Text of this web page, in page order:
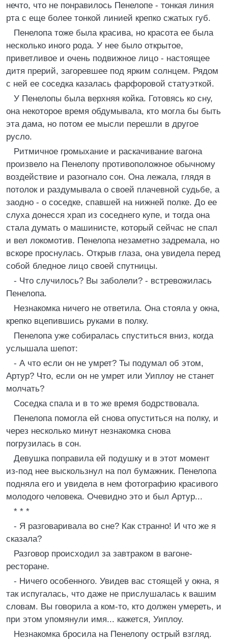
нечто, что не понравилось Пенелопе - тонкая линия
рта с еще более тонкой линией крепко сжатых губ.
Пенелопа тоже была красива, но красота ее была
несколько иного рода. У нее было открытое,
приветливое и очень подвижное лицо - настоящее
дитя прерий, загоревшее под ярким солнцем. Рядом
с ней ее соседка казалась фарфоровой статуэткой.
У Пенелопы была верхняя койка. Готовясь ко сну,
она некоторое время обдумывала, кто могла бы быть
эта дама, но потом ее мысли перешли в другое
русло.
Ритмичное громыхание и раскачивание вагона
произвело на Пенелопу противоположное обычному
воздействие и разогнало сон. Она лежала, глядя в
потолок и раздумывала о своей плачевной судьбе, а
заодно - о соседке, спавшей на нижней полке. До ее
слуха донесся храп из соседнего купе, и тогда она
стала думать о машинисте, который сейчас не спал
и вел локомотив. Пенелопа незаметно задремала, но
вскоре проснулась. Открыв глаза, она увидела перед
собой бледное лицо своей спутницы.
- Что случилось? Вы заболели? - встревожилась
Пенелопа.
Незнакомка ничего не ответила. Она стояла у окна,
крепко вцепившись руками в полку.
Пенелопа уже собиралась спуститься вниз, когда
услышала шепот:
- А что если он не умрет? Ты подумал об этом,
Артур? Что, если он не умрет или Уиплоу не станет
молчать?
Соседка спала и в то же время бодрствовала.
Пенелопа помогла ей снова опуститься на полку, и
через несколько минут незнакомка снова
погрузилась в сон.
Девушка поправила ей подушку и в этот момент
из-под нее выскользнул на пол бумажник. Пенелопа
подняла его и увидела в нем фотографию красивого
молодого человека. Очевидно это и был Артур...
* * *
- Я разговаривала во сне? Как странно! И что же я
сказала?
Разговор происходил за завтраком в вагоне-
ресторане.
- Ничего особенного. Увидев вас стоящей у окна, я
так испугалась, что даже не прислушалась к вашим
словам. Вы говорила а ком-то, кто должен умереть, и
при этом упомянули имя... кажется, Уиплоу.
Незнакомка бросила на Пенелопу острый взгляд.